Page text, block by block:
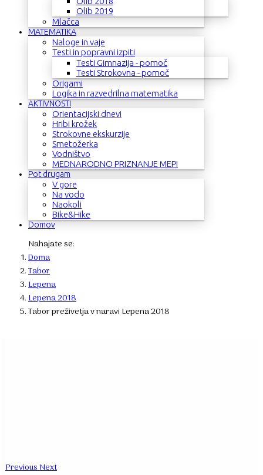
Olib 2019
Mlačca
MATEMATIKA
Naloge in vaje
Testi in popravni izpiti
Testi Gimnazija - pomoč
Testi Strokovna - pomoč
Origami
Logika in razvedrilna matematika
AKTIVNOSTI
Orientacijski dnevi
Hribi krožek
Strokovne ekskurzije
Smetožerka
Vodništvo
MEDNARODNO PRIZNANJE MEPI
Pot drugam
V gore
Na vodo
Naokoli
Bike&Hike
Domov
Nahajate se:
Doma
Tabor
Lepena
Lepena 2018
Tabor preživetja v naravi Lepena 2018
PreviousNext